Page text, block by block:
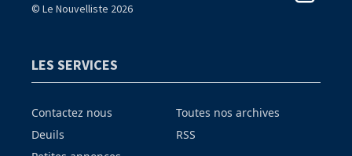
© Le Nouvelliste 2026
LES SERVICES
Contactez nous
Deuils
Toutes nos archives
RSS